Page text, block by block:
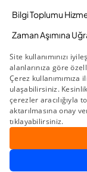
Bilgi Toplumu
Zaman Aşımına
Duyurular ve
© 2026 Gedik